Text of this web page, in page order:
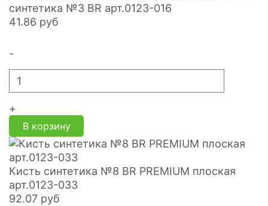
синтетика №3 BR арт.0123-016
41.86 руб
-
+
В корзину
Кисть синтетика №8 BR PREMIUM плоская
арт.0123-033
92.07 руб